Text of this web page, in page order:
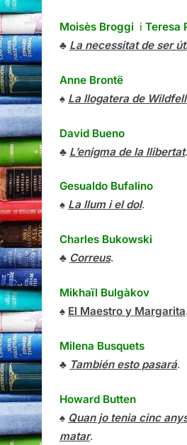
Moisès Broggi i Teresa
♣ La necessitat de ser
Anne Brontë
♠ La llogatera de
David Bueno
♣ L’enigma de la llibertat.
Gesualdo Bufalino
♠ La llum i el dol.
Charles Bukowski
♣ Correus.
Mikhaïl Bulgàkov
♠ El Maestro y Margarita.
Milena Busquets
♣ También esto pasará.
Howard Butten
♠ Quan jo tenia cinc
matar.